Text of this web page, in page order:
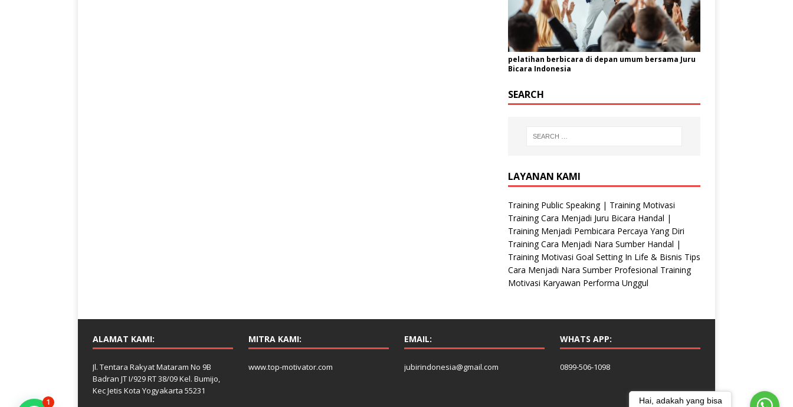
pelatihan berbicara di depan umum bersama Juru
Bicara Indonesia
SEARCH
LAYANAN KAMI
Training Public Speaking | Training Motivasi
Training Cara Menjadi Juru Bicara Handal |
Training Menjadi Pembicara Percaya Yang Diri
Training Cara Menjadi Nara Sumber Handal |
Training Motivasi Goal Setting In Life & Bisnis Tips
Cara Menjadi Nara Sumber Profesional Training
Motivasi Karyawan Performa Unggul
ALAMAT KAMI:
Jl. Tentara Rakyat Mataram No 9B
Badran JT I/929 RT 38/09 Kel. Bumijo,
Kec Jetis Kota Yogyakarta 55231
MITRA KAMI:
www.top-motivator.com
EMAIL:
jubirindonesia@gmail.com
WHATS APP:
0899-506-1098
1
Hai, adakah yang bisa